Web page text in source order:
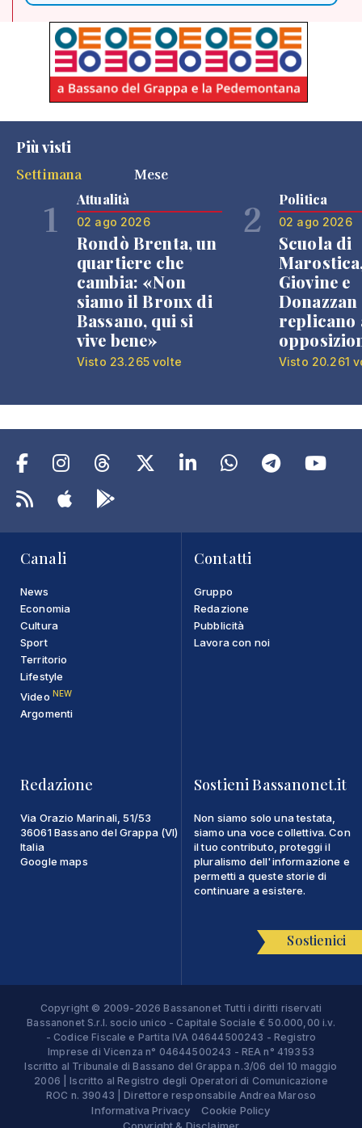
Più visti
Settimana
Mese
1 Attualità
02 ago 2026
Rondò Brenta, un
quartiere che
cambia: «Non
siamo il Bronx di
Bassano, qui si
vive bene»
Visto 23.265 volte
2 Politica
02 ago 2026
Scuola di
Giovine e
Donazzan
replicano
Visto 20.261
Canali
News
Economia
Cultura
Sport
Territorio
Lifestyle
Video NEW
Argomenti
Contatti
Gruppo
Redazione
Pubblicità
Lavora con noi
Redazione
Via Orazio Marinali, 51/53
36061 Bassano del Grappa (VI)
Italia
Google maps
Sostieni Bassanonet.it
Non siamo solo una testata,
siamo una voce collettiva. Con
il tuo contributo, proteggi il
pluralismo dell'informazione e
permetti a queste storie di
continuare a esistere.
Sostienici
Copyright © 2009-2026 Bassanonet Tutti i diritti riservati
Bassanonet S.r.l. socio unico - Capitale Sociale € 50.000,00 i.v.
- Codice Fiscale e Partita IVA 04644500243 - Registro
Imprese di Vicenza n° 04644500243 - REA n° 419353
Iscritto al Tribunale di Bassano del Grappa n.3/06 del 10 maggio
2006 | Iscritto al Registro degli Operatori di Comunicazione
ROC n. 39043 | Direttore responsabile Andrea Maroso
Informativa Privacy
Cookie Policy
Copyright & Disclaimer